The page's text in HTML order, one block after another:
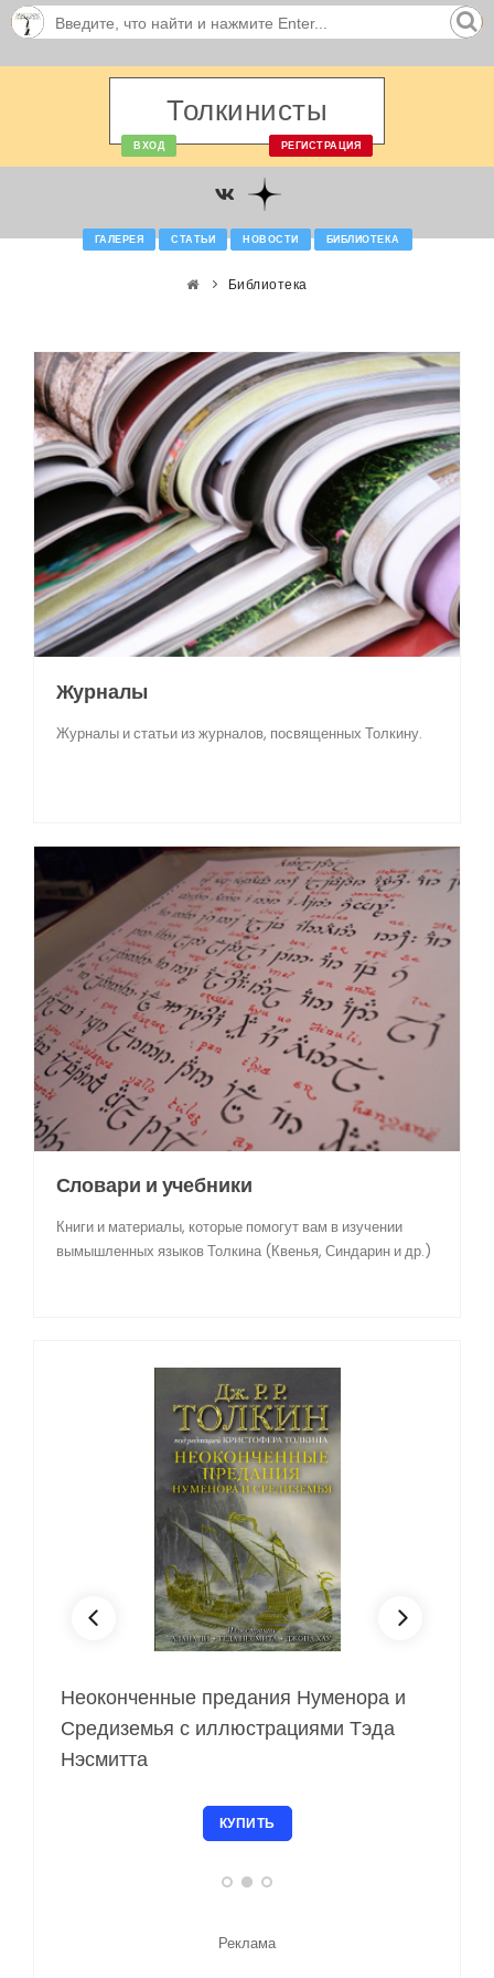
Толкинисты
ВХОД РЕГИСТРАЦИЯ
ГАЛЕРЕЯ СТАТЬИ НОВОСТИ БИБЛИОТЕКА
Библиотека
Журналы
Журналы и статьи из журналов, посвященных Толкину.
Словари и учебники
Книги и материалы, которые помогут вам в изучении
вымышленных языков Толкина (Квенья, Синдарин и др.)
предания Нуменора и
с иллюстрациями Тэда
иллюстрациями
Реклама